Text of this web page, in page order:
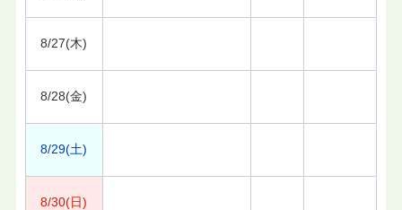
8/27(木)
8/28(金)
8/29(土)
8/30(日)